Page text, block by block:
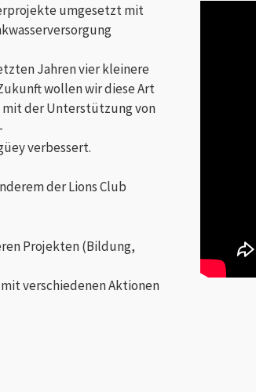
umgesetzt mit
Jahren vier kleinere
wollen wir diese Art
mit der Unterstützung von
verbessert.
der Lions Club
Projekten (Bildung,
verschiedenen Aktionen